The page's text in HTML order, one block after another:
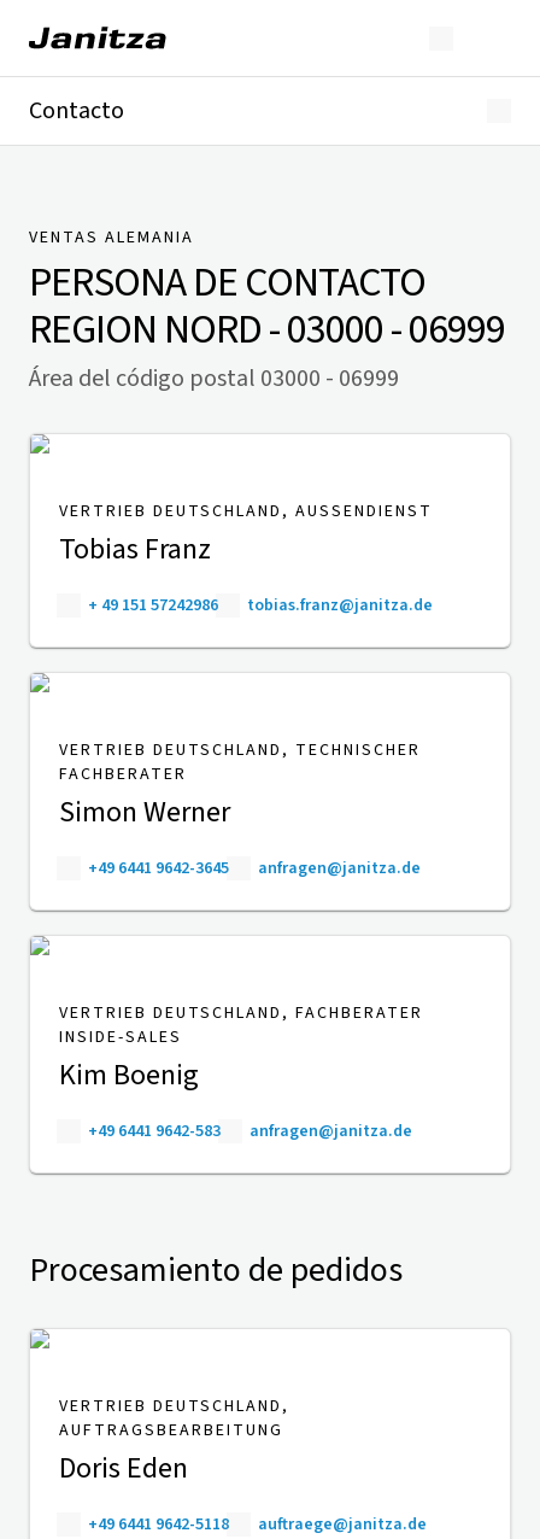
Contacto
Presse
VENTAS ALEMANIA
PERSONA DE CONTACTO
REGION NORD - 03000 - 06999
Área del código postal 03000 - 06999
VERTRIEB DEUTSCHLAND, AUSSENDIENST
Tobias Franz
+ 49 151 57242986 tobias.franz@janitza.de
VERTRIEB DEUTSCHLAND, TECHNISCHER
FACHBERATER
Simon Werner
+49 6441 9642-3645 anfragen@janitza.de
VERTRIEB DEUTSCHLAND, FACHBERATER
INSIDE-SALES
Kim Boenig
+49 6441 9642-583 anfragen@janitza.de
Procesamiento de pedidos
VERTRIEB DEUTSCHLAND,
AUFTRAGSBEARBEITUNG
Doris Eden
+49 6441 9642-5118 auftraege@janitza.de